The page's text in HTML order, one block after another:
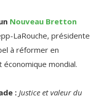
Nouveau Bretton
LaRouche, présidente
à réformer en
mondial.
: Justice et valeur du